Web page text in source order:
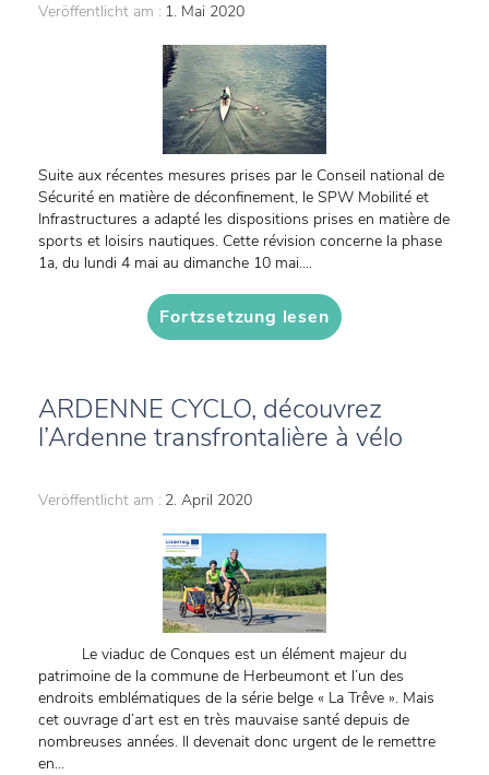
Veröffentlicht am : 1. Mai 2020
Suite aux récentes mesures prises par le Conseil national de
Sécurité en matière de déconfinement, le SPW Mobilité et
Infrastructures a adapté les dispositions prises en matière de
sports et loisirs nautiques. Cette révision concerne la phase
1a, du lundi 4 mai au dimanche 10 mai....
Fortzsetzung lesen
ARDENNE CYCLO, découvrez
l’Ardenne transfrontalière à vélo
Veröffentlicht am : 2. April 2020
Le viaduc de Conques est un élément majeur du
patrimoine de la commune de Herbeumont et l’un des
endroits emblématiques de la série belge « La Trêve ». Mais
cet ouvrage d’art est en très mauvaise santé depuis de
nombreuses années. Il devenait donc urgent de le remettre
en...